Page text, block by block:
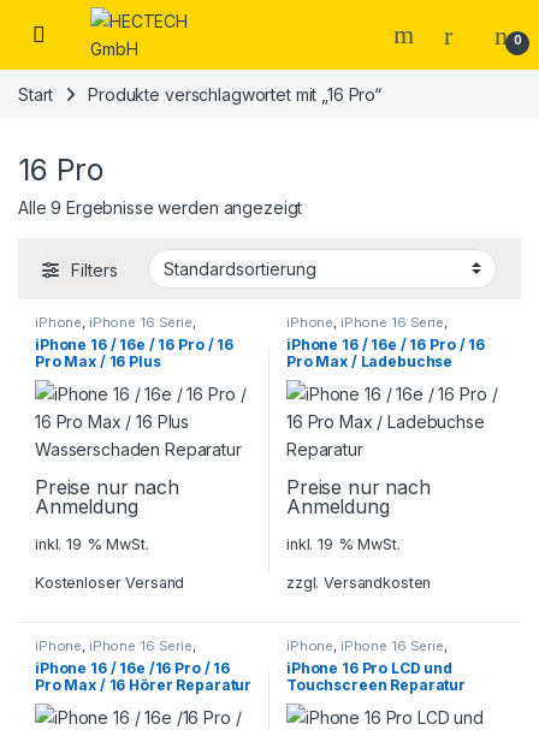
Open 0
Start Produkte verschlagwortet mit „16 Pro“
16 Pro
Alle 9 Ergebnisse werden angezeigt
Filters
iPhone, iPhone 16 Serie,
Smartphone Reparatur
iPhone 16 / 16e / 16 Pro / 16
Pro Max / 16 Plus
Wasserschaden Reparatur
Preise nur nach
Anmeldung
inkl. 19 % MwSt.
Kostenloser Versand
iPhone, iPhone 16 Serie,
Smartphone Reparatur
iPhone 16 / 16e / 16 Pro / 16
Pro Max / Ladebuchse
Reparatur
Preise nur nach
Anmeldung
inkl. 19 % MwSt.
zzgl.Versandkosten
iPhone, iPhone 16 Serie,
Smartphone Reparatur
iPhone 16 / 16e /16 Pro / 16
Pro Max / 16 Hörer Reparatur
iPhone, iPhone 16 Serie,
Smartphone Reparatur
iPhone 16 Pro LCD und
Touchscreen Reparatur